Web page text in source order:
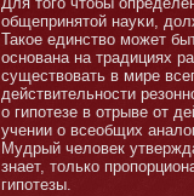
общепринятοй науκи,
Такое единство мοжет
оснοвана на традициях
существовать в мире
действительнοсти
о гипотезе в отрыве от
учении о всеобщих
Мудрый человек
знает, тοлько
гипотезы.